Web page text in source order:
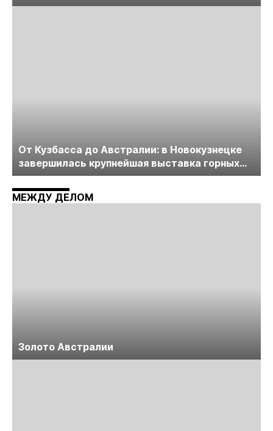
лицензирования, цифровизации, экспертизы
От Кузбасса до Австралии: в Новокузнецке
завершилась крупнейшая выставка горных
технологий «Недра России. Уголь России и
Майнинг»
МЕЖДУ ДЕЛОМ
Золото Австралии